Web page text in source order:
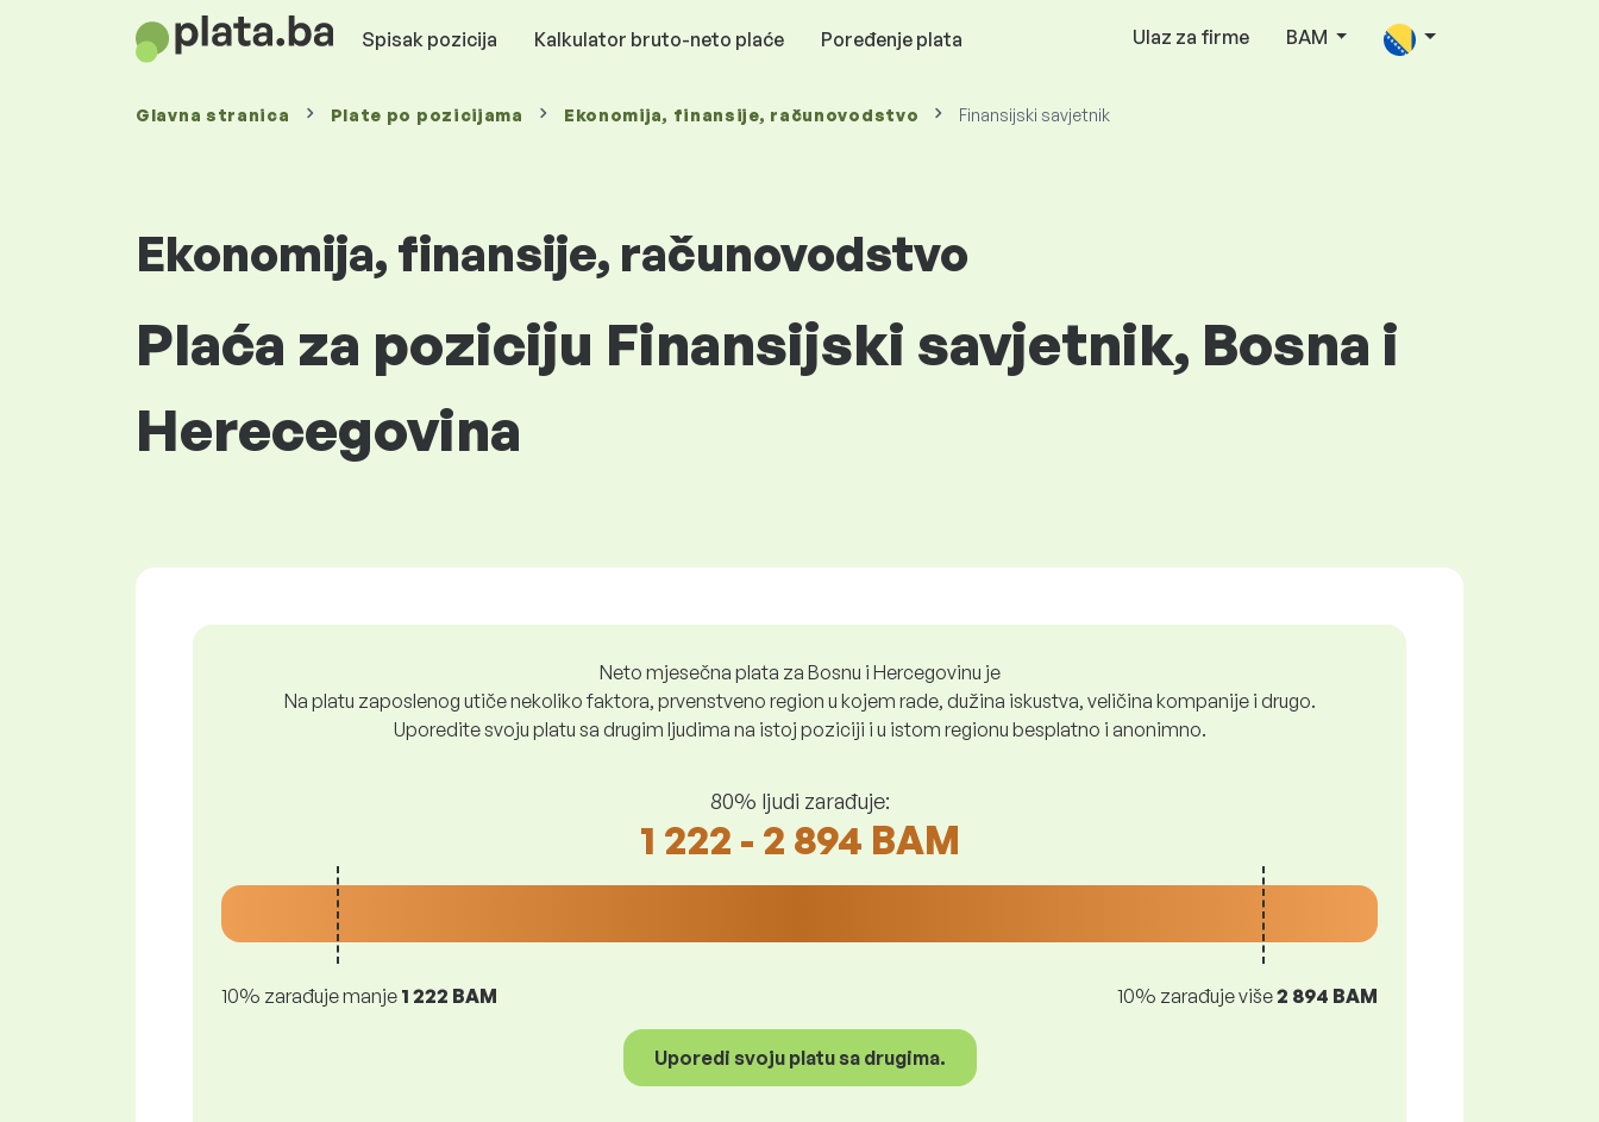
Spisak pozicija Kalkulator bruto-neto plaće Poređenje plata Ulaz za firme BAM
Glavna stranica Plate po pozicijama Ekonomija, finansije, računovodstvo Finansijski savjetnik
Ekonomija, finansije, računovodstvo
Plaća za poziciju Finansijski savjetnik, Bosna i
Herecegovina
Neto mjesečna plata za Bosnu i Hercegovinu je
Na platu zaposlenog utiče nekoliko faktora, prvenstveno region u kojem rade, dužina iskustva, veličina kompanije i drugo.
Uporedite svoju platu sa drugim ljudima na istoj poziciji i u istom regionu besplatno i anonimno.
80% ljudi zarađuje:
1 222 - 2 894 BAM
10% zarađuje manje 1 222 BAM 10% zarađuje više2 894 BAM
Uporedi svoju platu sa drugima.